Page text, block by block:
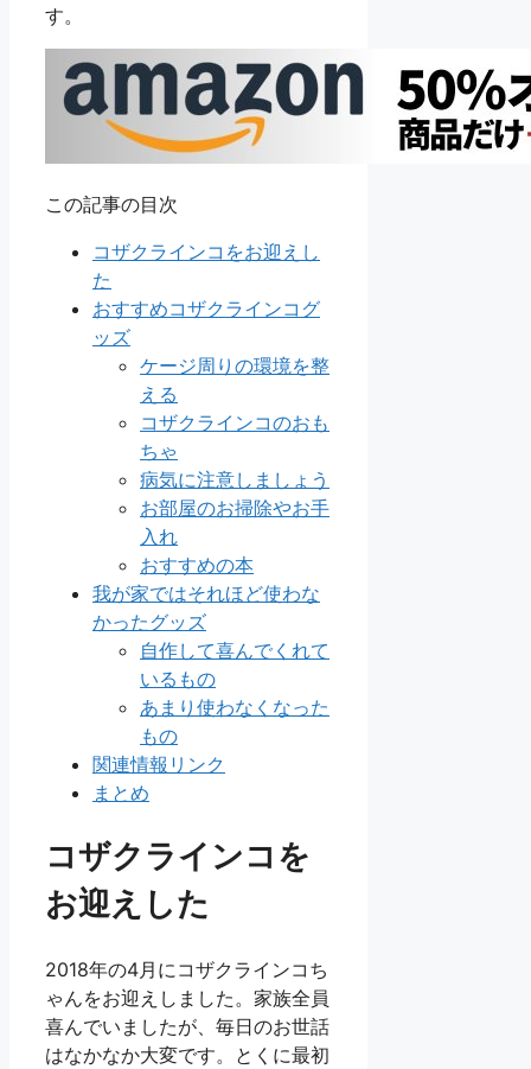
す。
この記事の目次
コザクラインコをお迎えし
た
おすすめコザクラインコグ
ッズ
ケージ周りの環境を整
える
コザクラインコのおも
ちゃ
病気に注意しましょう
お部屋のお掃除やお手
入れ
おすすめの本
我が家ではそれほど使わな
かったグッズ
自作して喜んでくれて
いるもの
あまり使わなくなった
もの
関連情報リンク
まとめ
コザクラインコを
お迎えした
2018年の4月にコザクラインコち
ゃんをお迎えしました。家族全員
喜んでいましたが、毎日のお世話
はなかなか大変です。とくに最初